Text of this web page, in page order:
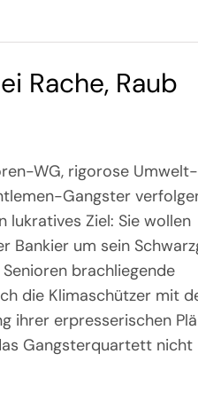
Rache, Raub
WG, rigorose Umwelt-
Gangster
lukratives Ziel: Sie wollen
Bankier um sein
brachliegende
die Klimaschützer mit
ihrer erpresserischen
Gangsterquartett nicht